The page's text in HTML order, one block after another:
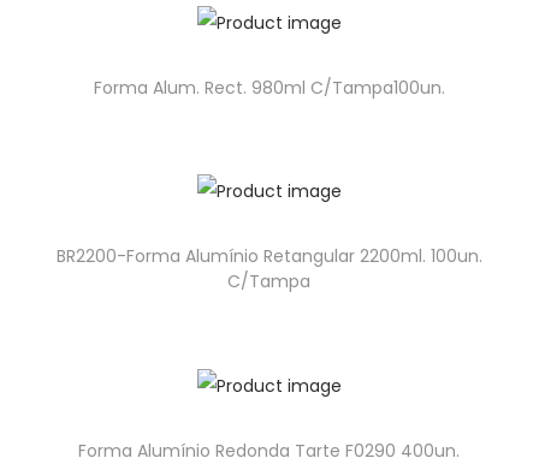
Forma Alum. Rect. 980ml C/Tampa100un.
BR2200-Forma Alumínio Retangular 2200ml. 100un.
C/Tampa
Forma Alumínio Redonda Tarte F0290 400un.